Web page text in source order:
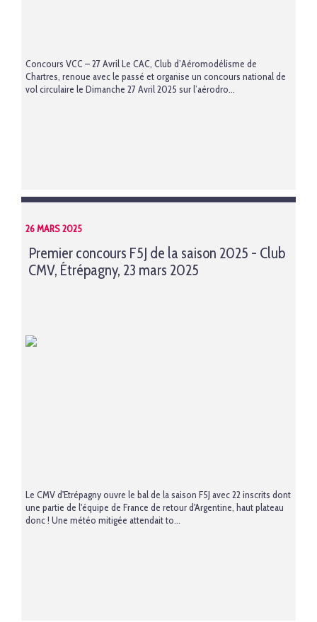
Concours VCC – 27 Avril Le CAC, Club d’Aéromodélisme de
Chartres, renoue avec le passé et organise un concours national de
vol circulaire le Dimanche 27 Avril 2025 sur l’aérodro...
26 MARS 2025
Premier concours F5J de la saison 2025 - Club
CMV, Étrépagny, 23 mars 2025
Le CMV d'Etrépagny ouvre le bal de la saison F5J avec 22 inscrits dont
une partie de l'équipe de France de retour d'Argentine, haut plateau
donc ! Une météo mitigée attendait to...